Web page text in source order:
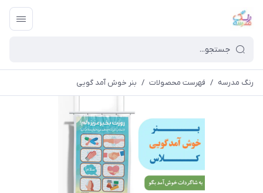
رنگ مدرسه / فهرست محصولات / بنر خوش آمد گویی